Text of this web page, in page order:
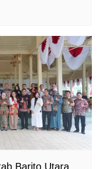
Barito Utara